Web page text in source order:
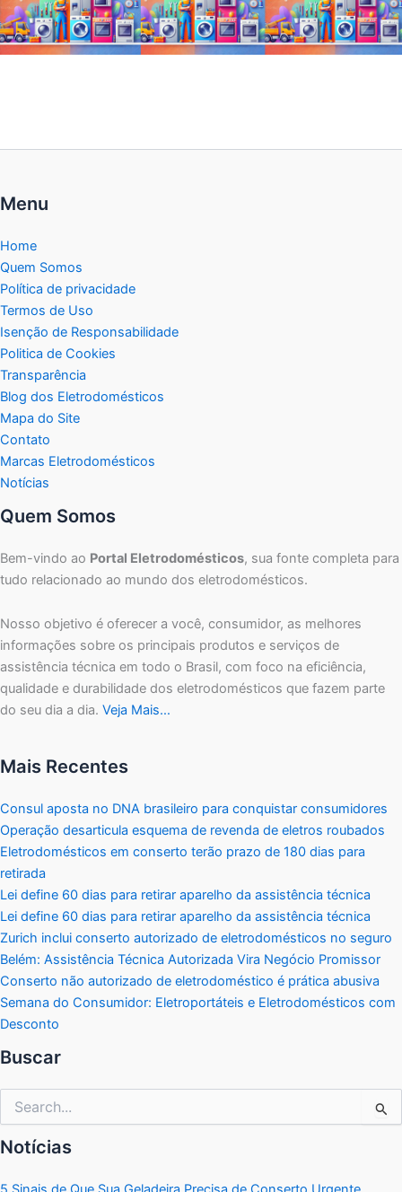
Menu
Home
Quem Somos
Política de privacidade
Termos de Uso
Isenção de Responsabilidade
Politica de Cookies
Transparência
Blog dos Eletrodomésticos
Mapa do Site
Contato
Marcas Eletrodomésticos
Notícias
Quem Somos
Bem-vindo ao Portal Eletrodomésticos, sua fonte completa para
tudo relacionado ao mundo dos eletrodomésticos.
Nosso objetivo é oferecer a você, consumidor, as melhores
informações sobre os principais produtos e serviços de
assistência técnica em todo o Brasil, com foco na eficiência,
qualidade e durabilidade dos eletrodomésticos que fazem parte
do seu dia a dia. Veja Mais…
Mais Recentes
Consul aposta no DNA brasileiro para conquistar consumidores
Operação desarticula esquema de revenda de eletros roubados
Eletrodomésticos em conserto terão prazo de 180 dias para
retirada
Lei define 60 dias para retirar aparelho da assistência técnica
Lei define 60 dias para retirar aparelho da assistência técnica
Zurich inclui conserto autorizado de eletrodomésticos no seguro
Belém: Assistência Técnica Autorizada Vira Negócio Promissor
Conserto não autorizado de eletrodoméstico é prática abusiva
Semana do Consumidor: Eletroportáteis e Eletrodomésticos com
Desconto
Buscar
por:
Notícias